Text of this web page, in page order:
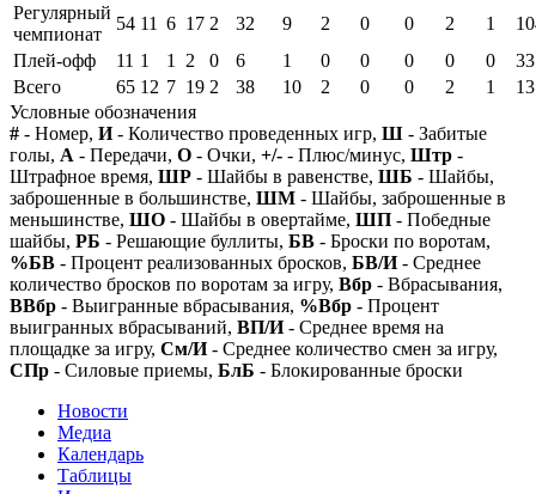
Регулярный
чемпионат
54 11 6 17 2 32 9 2 0 0 2 1
Плей-офф
11 1 1 2 0 6 1 0 0 0 0 0
33
Всего
65 12 7 19 2 38 10 2 0 0 2 1
Условные обозначения
# - Номер, И- Количество проведенных игр, Ш - Забитые
голы, А - Передачи, О - Очки, +/- - Плюс/минус, Штр -
Штрафное время, ШР - Шайбы в равенстве, ШБ - Шайбы,
заброшенные в большинстве, ШМ - Шайбы, заброшенные в
меньшинстве, ШО - Шайбы в овертайме, ШП - Победные
шайбы, РБ - Решающие буллиты, БВ - Броски по воротам,
%БВ - Процент реализованных бросков, БВ/И- Среднее
количество бросков по воротам за игру, Вбр - Вбрасывания,
ВВбр - Выигранные вбрасывания, %Вбр - Процент
выигранных вбрасываний, ВП/И- Среднее время на
площадке за игру, См/И- Среднее количество смен за игру,
СПр - Силовые приемы, БлБ - Блокированные броски
Новости
Медиа
Календарь
Таблицы